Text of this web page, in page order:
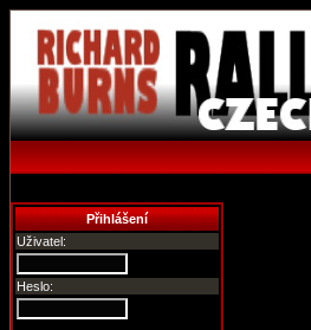
Přihlášení
Uživatel:
Heslo: